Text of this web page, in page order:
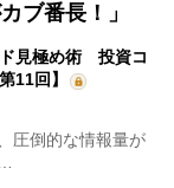
ブ番長！」
ド見極め術 投資コ
11回】
圧倒的な情報量が